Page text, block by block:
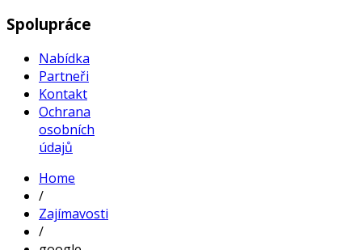
Spolupráce
Nabídka
Partneři
Kontakt
Ochrana
osobních
údajů
Home
/
Zajímavosti
/